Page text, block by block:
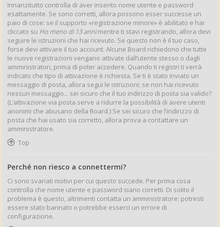
Innanzitutto controlla di aver inserito nome utente e password
esattamente. Se sono corretti, allora possono esser successe un
paio di cose: se il supporto «registrazione minore» è abilitato e hai
cliccato su Ho meno di 13 annimentre ti stavi registrando, allora devi
seguire le istruzioni che hai ricevuto. Se questo non è il tuo caso,
forse devi attivare il tuo account. Alcune Board richiedono che tutte
le nuove registrazioni vengano attivate dall’utente stesso o dagli
amministratori, prima di poter accedere. Quando ti registri ti verrà
indicato che tipo di attivazione è richiesta. Se ti è stato inviato un
messaggio di posta, allora segui le istruzioni; se non hai ricevuto
nessun messaggio... sei sicuro che il tuo indirizzo di posta sia valido?
(L’attivazione via posta serve a ridurre la possibilità di avere utenti
anonimi che abusano della Board.) Se sei sicuro che l’indirizzo di
posta che hai usato sia corretto, allora prova a contattare un
amministratore.
Top
Perché non riesco a connettermi?
Ci sono svariati motivi per cui questo succede. Per prima cosa
controlla che nome utente e password siano corretti. Di solito il
problema è questo, altrimenti contatta un amministratore: potresti
essere stato bannato o potrebbe esserci un errore di
configurazione.